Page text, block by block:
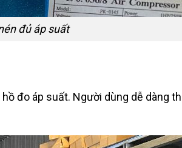
đủ áp suất
đo áp suất. Người dùng dễ dàng